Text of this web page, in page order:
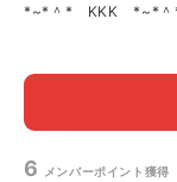
*~*＾* KKK *~*＾
6 メンバーポイント 獲得